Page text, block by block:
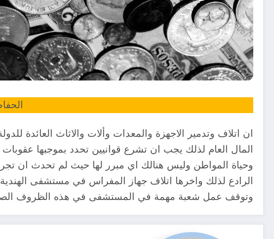
ان اتلاف وتدمير الاجهزة والمعدات وألات والاثاث العائدة
المال العام لذلك يجب ان تشرع قوانيين تحدد بموجبها
وحياة المواطن وليس هنالك اي مبرر لها حيث لم تحدث ان
الرادع لذلك واخرها اتلاف جهاز المفراس في مستشفى
وتوقف عمل شعبة مهمة في المستشفى في هذه الظروف الصعبة